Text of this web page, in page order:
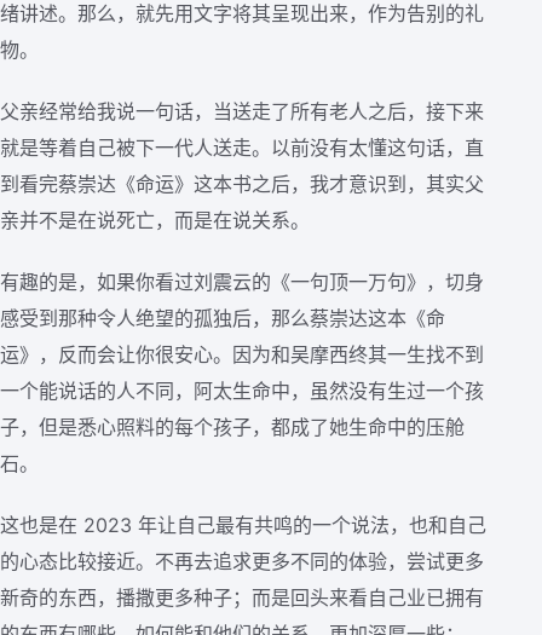
绪讲述。那么，就先用文字将其呈现出来，作为告别的礼
物。
父亲经常给我说一句话，当送走了所有老人之后，接下来
就是等着自己被下一代人送走。以前没有太懂这句话，直
到看完蔡崇达《命运》这本书之后，我才意识到，其实父
亲并不是在说死亡，而是在说关系。
有趣的是，如果你看过刘震云的《一句顶一万句》，切身
感受到那种令人绝望的孤独后，那么蔡崇达这本《命
运》，反而会让你很安心。因为和吴摩西终其一生找不到
一个能说话的人不同，阿太生命中，虽然没有生过一个孩
子，但是悉心照料的每个孩子，都成了她生命中的压舱
石。
这也是在 2023 年让自己最有共鸣的一个说法，也和自己
的心态比较接近。不再去追求更多不同的体验，尝试更多
新奇的东西，播撒更多种子；而是回头来看自己业已拥有